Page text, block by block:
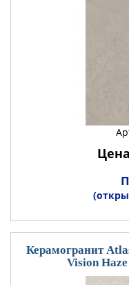
Керамогранит
Vision